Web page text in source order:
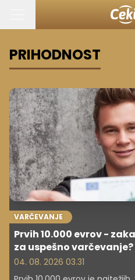
PRIHODNOST
VARČEVANJE
Prvih 10.000 evrov -
za uspešno varčevanje?
04. 08. 2026 03.31